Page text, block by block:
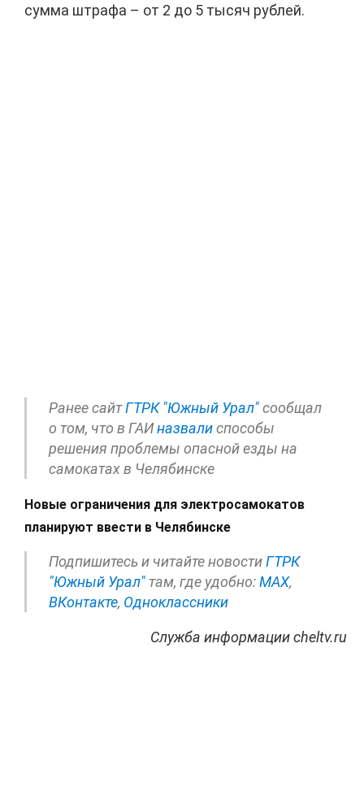
сумма штрафа – от 2 до 5 тысяч рублей.
Ранее сайтГТРК "Южный Урал"сообщал
о том, что в ГАИназвалиспособы
решения проблемы опасной езды на
самокатах в Челябинске
Новые ограничения для электросамокатов
планируют ввести в Челябинске
Подпишитесь и читайте новостиГТРК
"Южный Урал" там, где удобно:МАХ,
ВКонтакте, Одноклассники
Служба информации cheltv.ru